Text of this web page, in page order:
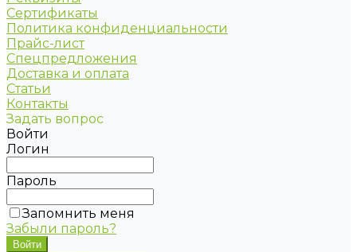
Сертификаты
Политика конфиденциальности
Прайс-лист
Спецпредложения
Доставка и оплата
Статьи
Контакты
Задать вопрос
Войти
Логин
Пароль
Запомнить меня
Забыли пароль?